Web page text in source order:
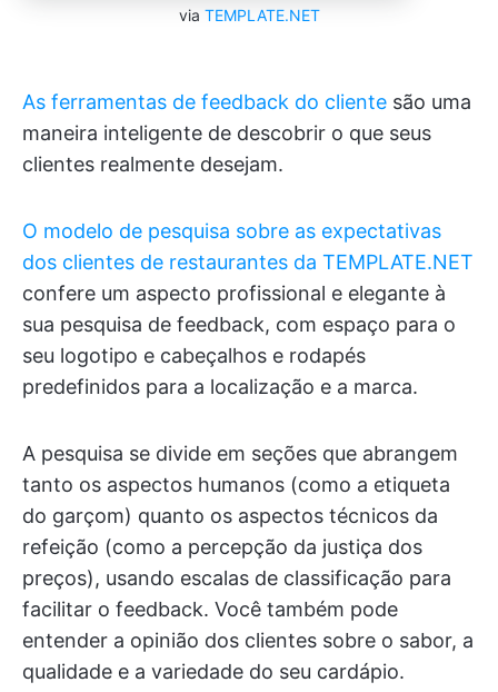
via TEMPLATE.NET
As ferramentas de feedback do cliente são uma
maneira inteligente de descobrir o que seus
clientes realmente desejam.
O modelo de pesquisa sobre as expectativas
dos clientes de restaurantes da TEMPLATE.NET
confere um aspecto profissional e elegante à
sua pesquisa de feedback, com espaço para o
seu logotipo e cabeçalhos e rodapés
predefinidos para a localização e a marca.
A pesquisa se divide em seções que abrangem
tanto os aspectos humanos (como a etiqueta
do garçom) quanto os aspectos técnicos da
refeição (como a percepção da justiça dos
preços), usando escalas de classificação para
facilitar o feedback. Você também pode
entender a opinião dos clientes sobre o sabor, a
qualidade e a variedade do seu cardápio.